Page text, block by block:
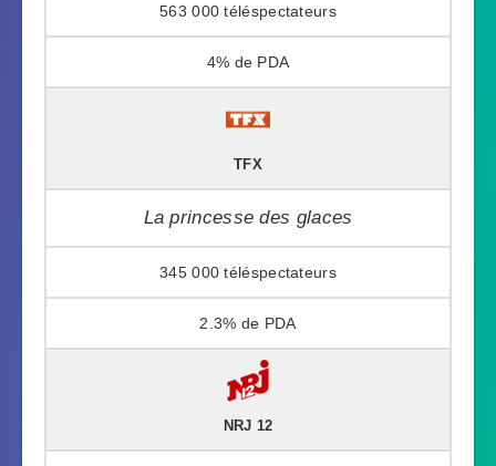
563 000
4%
TFX
La princesse des glaces
345 000
2.3%
NRJ 12